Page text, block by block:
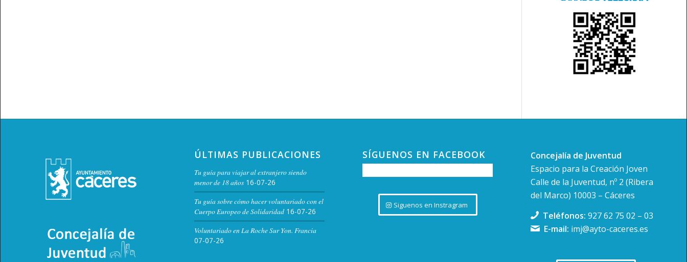
ÚLTIMAS PUBLICACIONES
Tu guía para viajar al extranjero siendo
menor de 18 años 16-07-26
Tu guía sobre cómo hacer voluntariado con el
Cuerpo Europeo de Solidaridad 16-07-26
Voluntariado en La Roche Sur Yon. Francia
07-07-26
SÍGUENOS EN FACEBOOK
Siguenos en Instragram
Concejalía de Juventud
Espacio para la Creación Joven
Calle de la Juventud, nº 2 (Ribera
del Marco) 10003 – Cáceres
Teléfonos: 927 62 75 02 –03
E-mail: imj@ayto-caceres.es